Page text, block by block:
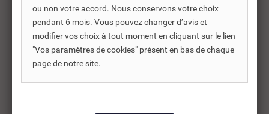
Réf. DNC :801120
En stock
KIT SONDE PH
SOLUTION POUR POMPE
DOSEUSE...
ou non votre accord. Nous conservons votre choix
pendant 6 mois. Vous pouvez changer d’avis et
modifier vos choix à tout moment en cliquant sur le lien
"Vos paramètres de cookies" présent en bas de chaque
page de notre site.